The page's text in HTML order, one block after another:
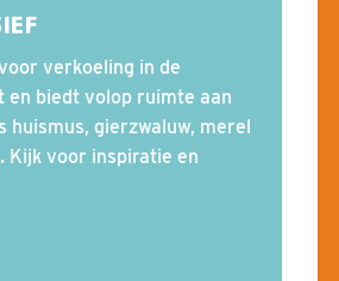
verkoeling in de
biedt volop ruimte aan
huismus, gierzwaluw, merel
Kijk voor inspiratie en